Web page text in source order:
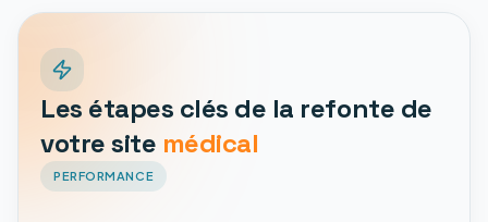
Les étapes clés de la refonte de
votre site médical
PERFORMANCE